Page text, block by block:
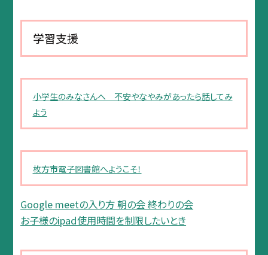
学習支援
小学生のみなさんへ 不安やなやみがあったら話してみ
よう
枚方市電子図書館へようこそ！
Google meetの入り方 朝の会 終わりの会
お子様のipad使用時間を制限したいとき